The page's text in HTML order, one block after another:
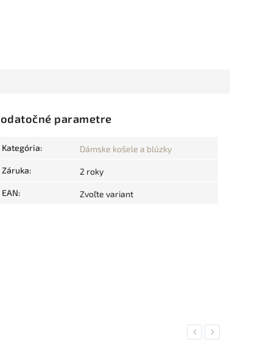
parametre
Kategória: Dámske košele a blúzky
Záruka: 2 roky
EAN: Zvoľte variant
Previous
Next